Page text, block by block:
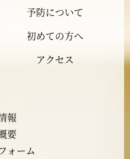
年11月
年8月
年7月
予防について
初めての方へ
アクセス
報
要
ォーム